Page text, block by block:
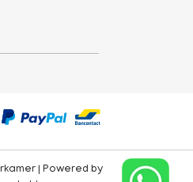
| Powered by